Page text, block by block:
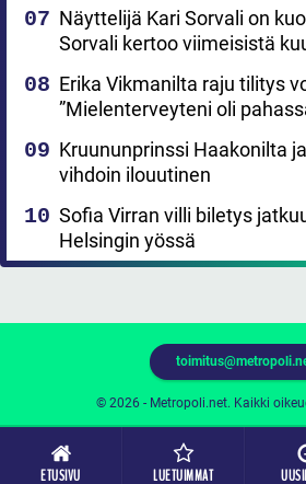
ETUSIVU LUETUIMMAT
Näyttelijä Kari Sorvali on
Sorvali kertoo viimeisistä
Erika Vikmanilta raju tilitys
”Mielenterveyteni oli
Kruununprinssi Haakonilta
vihdoin ilouutinen
Sofia Virran villi biletys
Helsingin yössä
© 2026 - Metropoli.net. Kaikki